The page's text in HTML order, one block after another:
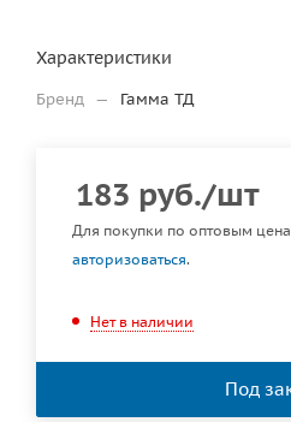
Характеристики
Бренд — Гамма ТД
183 руб./шт
Для покупки по оптовым
авторизоваться.
Нет в наличии
Под